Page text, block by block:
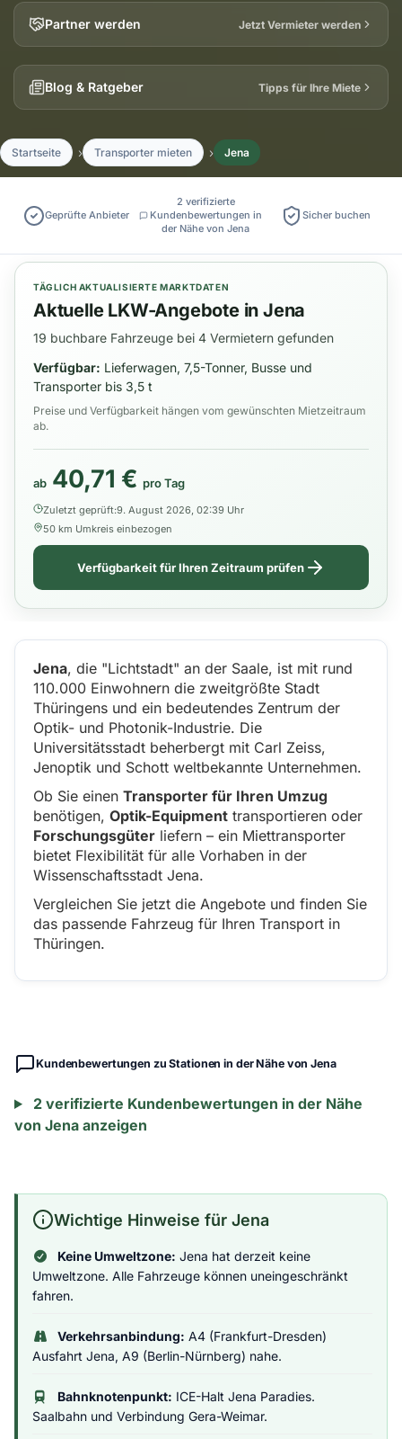
Partner werden Jetzt Vermieter werden
Blog & Ratgeber Tipps für Ihre Miete
Startseite Transporter mieten Jena
Geprüfte Anbieter
2 verifizierte
Kundenbewertungen in
der Nähe von Jena
Sicher buchen
TÄGLICH AKTUALISIERTE MARKTDATEN
Aktuelle LKW-Angebote in Jena
19 buchbare Fahrzeuge bei 4 Vermietern gefunden
Verfügbar: Lieferwagen, 7,5-Tonner, Busse und
Transporter bis 3,5 t
Preise und Verfügbarkeit hängen vom gewünschten Mietzeitraum
ab.
ab 40,71 € pro Tag
Zuletzt geprüft:9. August 2026, 02:39 Uhr
50 km Umkreis einbezogen
Verfügbarkeit für Ihren Zeitraum prüfen
Jena, die "Lichtstadt" an der Saale, ist mit rund
110.000 Einwohnern die zweitgrößte Stadt
Thüringens und ein bedeutendes Zentrum der
Optik- und Photonik-Industrie. Die
Universitätsstadt beherbergt mit Carl Zeiss,
Jenoptik und Schott weltbekannte Unternehmen.
Ob Sie einen Transporter für Ihren Umzug
benötigen, Optik-Equipment transportieren oder
Forschungsgüter liefern – ein Miettransporter
bietet Flexibilität für alle Vorhaben in der
Wissenschaftsstadt Jena.
Vergleichen Sie jetzt die Angebote und finden Sie
das passende Fahrzeug für Ihren Transport in
Thüringen.
Kundenbewertungen zu Stationen in der Nähe von Jena
2 verifizierte Kundenbewertungen in der Nähe
von Jena anzeigen
Wichtige Hinweise für Jena
Keine Umweltzone: Jena hat derzeit keine
Umweltzone. Alle Fahrzeuge können uneingeschränkt
fahren.
Verkehrsanbindung: A4 (Frankfurt-Dresden)
Ausfahrt Jena, A9 (Berlin-Nürnberg) nahe.
Bahnknotenpunkt: ICE-Halt Jena Paradies.
Saalbahn und Verbindung Gera-Weimar.